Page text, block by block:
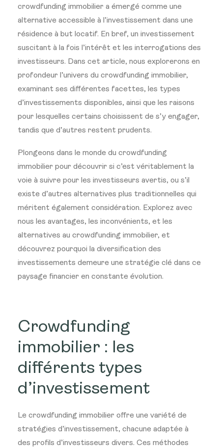
crowdfunding immobilier a émergé comme une
alternative accessible à l’investissement dans une
résidence à but locatif. En bref, un investissement
suscitant à la fois l’intérêt et les interrogations des
investisseurs. Dans cet article, nous explorerons en
profondeur l’univers du crowdfunding immobilier,
examinant ses différentes facettes, les types
d’investissements disponibles, ainsi que les raisons
pour lesquelles certains choisissent de s’y engager,
tandis que d’autres restent prudents.
Plongeons dans le monde du crowdfunding
immobilier pour découvrir si c’est véritablement la
voie à suivre pour les investisseurs avertis, ou s’il
existe d’autres alternatives plus traditionnelles qui
méritent également considération. Explorez avec
nous les avantages, les inconvénients, et les
alternatives au crowdfunding immobilier, et
découvrez pourquoi la diversification des
investissements demeure une stratégie clé dans ce
paysage financier en constante évolution.
Crowdfunding
immobilier : les
différents types
d’investissement
Le crowdfunding immobilier offre une variété de
stratégies d’investissement, chacune adaptée à
des profils d’investisseurs divers. Ces méthodes